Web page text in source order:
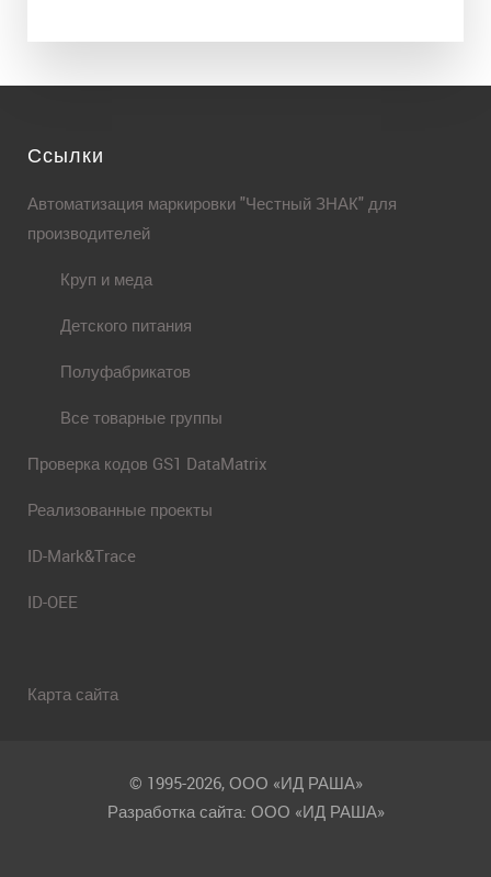
Ссылки
Автоматизация маркировки "Честный ЗНАК" для
производителей
Круп и меда
Детского питания
Полуфабрикатов
Все товарные группы
Проверка кодов GS1 DataMatrix
Реализованные проекты
ID-Mark&Trace
ID-OEE
Карта сайта
© 1995-2026, ООО «ИД РАША»
Разработка сайта: ООО «ИД РАША»